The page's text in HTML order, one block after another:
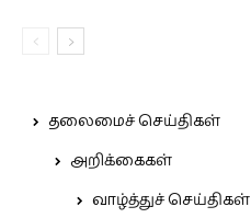
தலைமைச் செய்திகள்
அறிக்கைகள்
வாழ்த்துச் செய்திகள்